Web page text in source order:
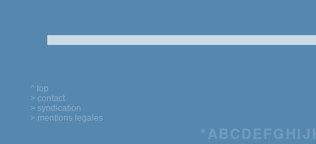
^ top
> contact
> syndication
> mentions legales
*ABCDEFG HIJ